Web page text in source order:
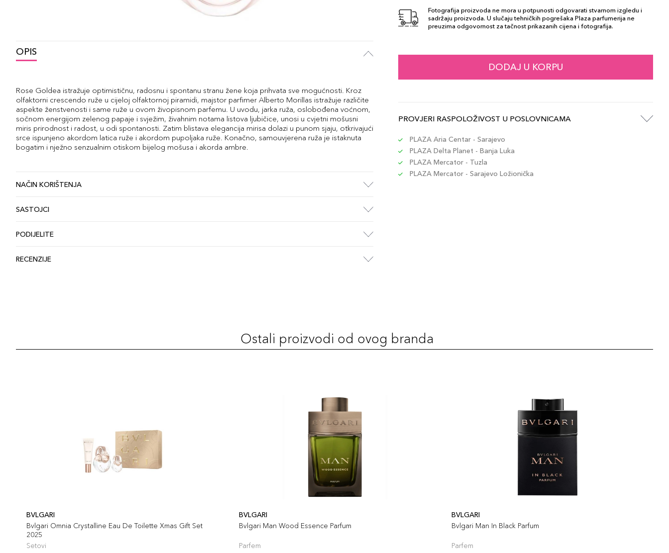
OPIS
Rose Goldea istražuje optimističnu, radosnu i spontanu stranu žene koja prihvata sve mogućnosti. Kroz
olfaktorni crescendo ruže u cijeloj olfaktornoj piramidi, majstor parfimer Alberto Morillas istražuje različite
aspekte ženstvenosti i same ruže u ovom živopisnom parfemu. U uvodu, jarka ruža, oslobođena voćnom,
sočnom energijom zelenog papaje i svježim, živahnim notama listova ljubičice, unosi u cvjetni mošusni
miris prirodnost i radost, u odi spontanosti. Zatim blistava elegancija mirisa dolazi u punom sjaju, otkrivajući
srce ispunjeno akordom latica ruže i akordom pupoljaka ruže. Konačno, samouvjerena ruža je istaknuta
bogatim i nježno senzualnim otiskom bijelog mošusa i akorda ambre.
NAČIN KORIŠTENJA
SASTOJCI
PODIJELITE
RECENZIJE
Fotografija proizvoda ne mora u potpunosti odgovarati stvarnom izgledu i
sadržaju proizvoda. U slučaju tehničkih pogrešaka Plaza parfumerija ne
preuzima odgovornost za tačnost prikazanih cijena i fotografija.
DODAJ U KORPU
PROVJERI RASPOLOŽIVOST U POSLOVNICAMA
PLAZA Aria Centar - Sarajevo
PLAZA Delta Planet - Banja Luka
PLAZA Mercator - Tuzla
PLAZA Mercator - Sarajevo Ložionička
Ostali proizvodi od ovog branda
BVLGARI
Bvlgari Omnia Crystalline Eau De Toilette Xmas Gift Set
2025
Setovi
BVLGARI
Bvlgari Man Wood Essence Parfum
Parfem
BVLGARI
Bvlgari Man In Black Parfum
Parfem